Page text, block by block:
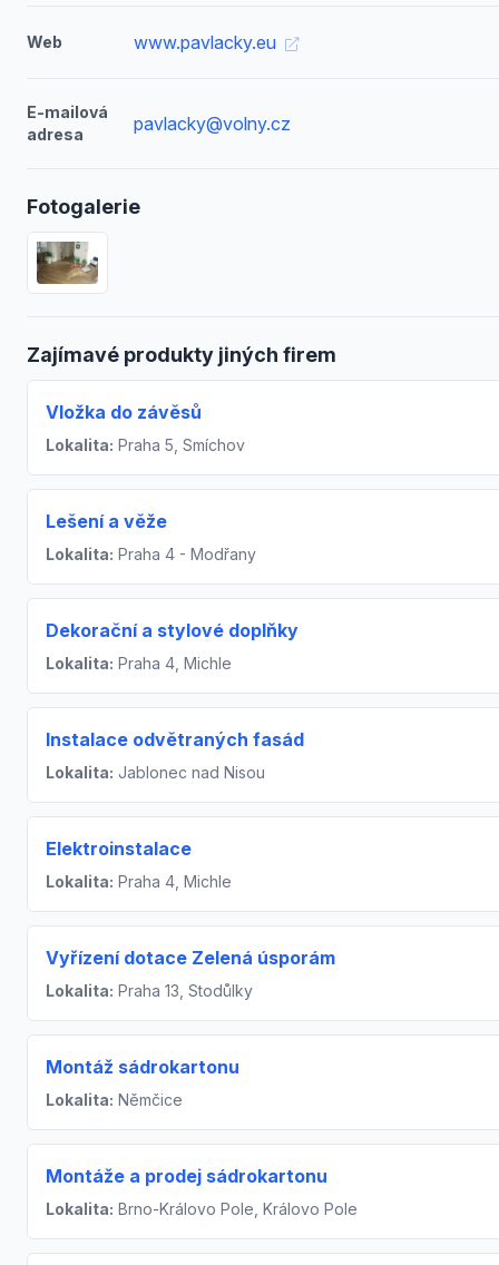
Web www.pavlacky.eu
E-mailová
adresa
pavlacky@volny.cz
Fotogalerie
Zajímavé produkty jiných firem
Vložka do závěsů
Lokalita: Praha 5, Smíchov
Lešení a věže
Lokalita: Praha 4 - Modřany
Dekorační a stylové doplňky
Lokalita: Praha 4, Michle
Instalace odvětraných fasád
Lokalita: Jablonec nad Nisou
Elektroinstalace
Lokalita: Praha 4, Michle
Vyřízení dotace Zelená úsporám
Lokalita: Praha 13, Stodůlky
Montáž sádrokartonu
Lokalita: Němčice
Montáže a prodej sádrokartonu
Lokalita: Brno-Královo Pole, Královo Pole